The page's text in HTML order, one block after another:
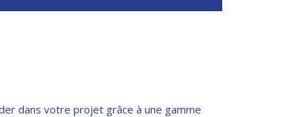
dans votre projet grâce à une gamme